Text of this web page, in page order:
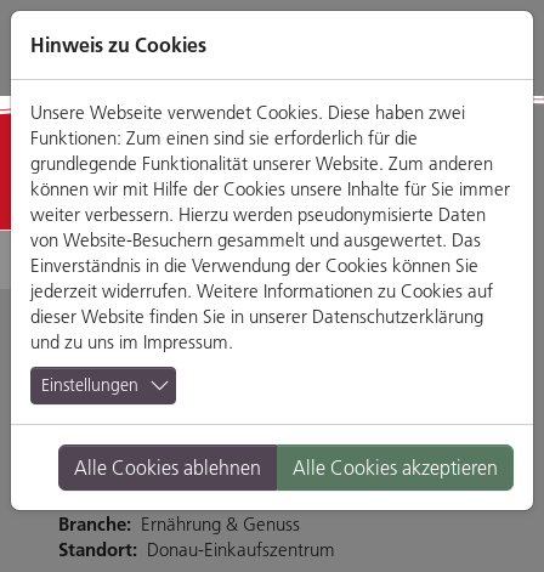
Direkt
zum
Zum
Hauptmenü
Zum
Footermenü
Zur
Website-
Detailansicht
Tchibo
Weichser Weg 5, 93059 Regensburg
Tel. 0941-46105108
http://www.tchibo.de
Branche: Ernährung & Genuss
Standort: Donau-Einkaufszentrum
Hinweis zu Cookies
Unsere Webseite verwendet Cookies. Diese haben zwei
Funktionen: Zum einen sind sie erforderlich für die
grundlegende Funktionalität unserer Website. Zum anderen
können wir mit Hilfe der Cookies unsere Inhalte für Sie immer
weiter verbessern. Hierzu werden pseudonymisierte Daten
von Website-Besuchern gesammelt und ausgewertet. Das
Einverständnis in die Verwendung der Cookies können Sie
jederzeit widerrufen. Weitere Informationen zu Cookies auf
dieser Website finden Sie in unserer Datenschutzerklärung
und zu uns im Impressum.
Einstellungen
Alle Cookies ablehnen Alle Cookies akzeptieren